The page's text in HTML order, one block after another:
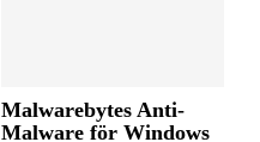
Malwarebytes Anti-
Malware för Windows